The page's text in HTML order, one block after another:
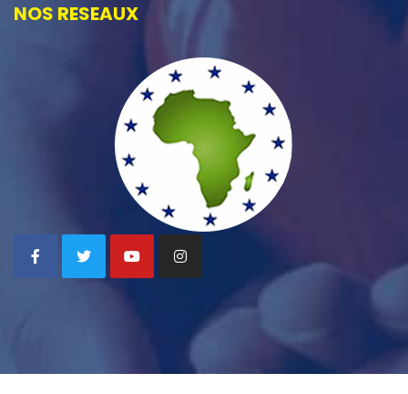
NOS RESEAUX